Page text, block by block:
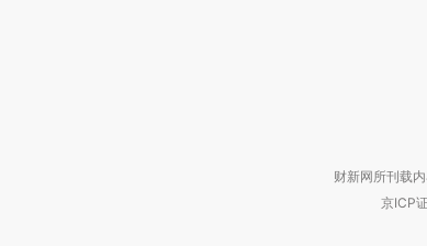
财新网所刊载
京ICP